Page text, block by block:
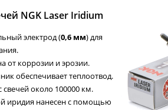
NGK Laser Iridium
электрод (0,6 мм) для
от коррозии и эрозии.
обеспечивает теплоотвод.
свечей около 100000 км.
иридия нанесен с помощью